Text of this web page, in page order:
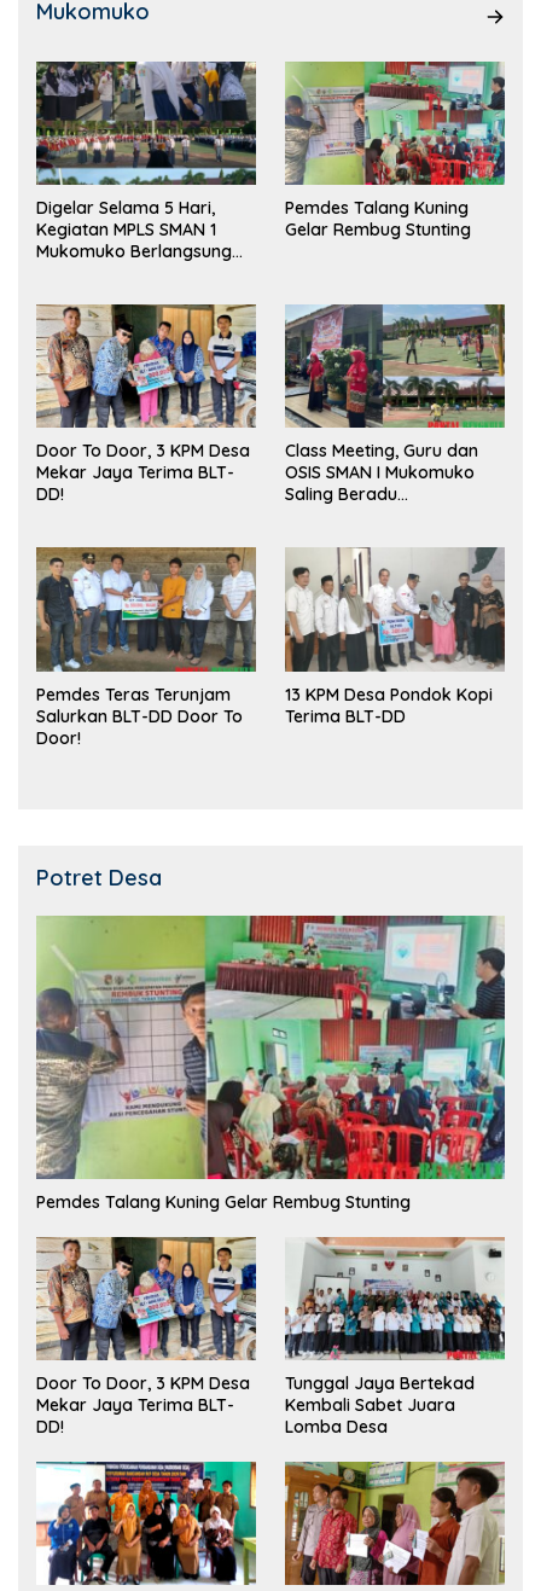
Mukomuko
Digelar Selama 5 Hari,
Kegiatan MPLS SMAN 1
Mukomuko Berlangsung
Pemdes Talang Kuning
Gelar Rembug Stunting
Door To Door, 3 KPM Desa
Mekar Jaya Terima BLT-
DD!
Class Meeting, Guru dan
OSIS SMAN I Mukomuko
Saling Beradu
Pemdes Teras Terunjam
Salurkan BLT-DD Door To
Door!
13 KPM Desa Pondok Kopi
Terima BLT-DD
Potret Desa
Pemdes Talang Kuning Gelar Rembug Stunting
Door To Door, 3 KPM Desa
Mekar Jaya Terima BLT-
DD!
Tunggal Jaya Bertekad
Kembali Sabet Juara
Lomba Desa